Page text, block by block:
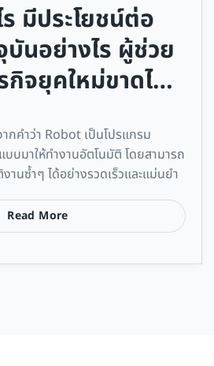
มีประโยชน์ต่อ
นอย่างไร ผู้ช่วย
จยุคใหม่ขาดไม่
กคำว่า Robot เป็นโปรแกรม
บมาให้ทำงานอัตโนมัติ โดยสามารถ
นซ้ำๆ ได้อย่างรวดเร็วและแม่นยำ
Read More